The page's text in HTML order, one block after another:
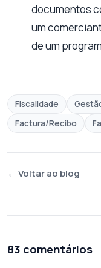
documentos
um
de um
Fiscalidade
Factura/Recibo
← Voltar ao blog
83 comentários